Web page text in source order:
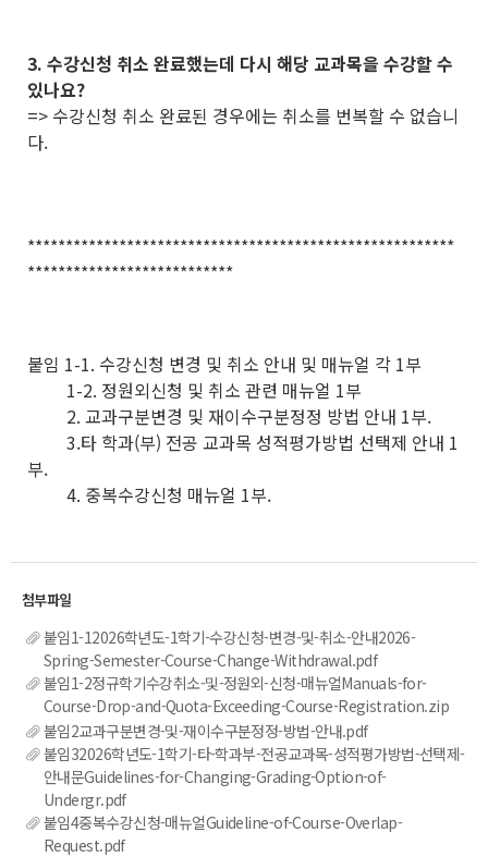
3. 수강신청 취소 완료했는데 다시 해당 교과목을 수강할 수
있나요?
=> 수강신청 취소 완료된 경우에는 취소를 번복할 수 없습니
다.
********************************************************
***************************
붙임 1-1. 수강신청 변경 및 취소 안내 및 매뉴얼 각 1부
1-2. 정원외신청 및 취소 관련 매뉴얼 1부
2. 교과구분변경 및 재이수구분정정 방법 안내 1부.
3.타 학과(부) 전공 교과목 성적평가방법 선택제 안내 1
부.
4. 중복수강신청 매뉴얼 1부.
붙임1-12026학년도-1학기-수강신청-변경-및-취소-안내2026-
Spring-Semester-Course-Change-Withdrawal.pdf
붙임1-2정규학기수강취소-및-정원외-신청-매뉴얼Manuals-for-
Course-Drop-and-Quota-Exceeding-Course-Registration.zip
붙임2교과구분변경-및-재이수구분정정-방법-안내.pdf
붙임32026학년도-1학기-타-학과부-전공교과목-성적평가방법-선택제-
안내문Guidelines-for-Changing-Grading-Option-of-
Undergr.pdf
붙임4중복수강신청-매뉴얼Guideline-of-Course-Overlap-
Request.pdf